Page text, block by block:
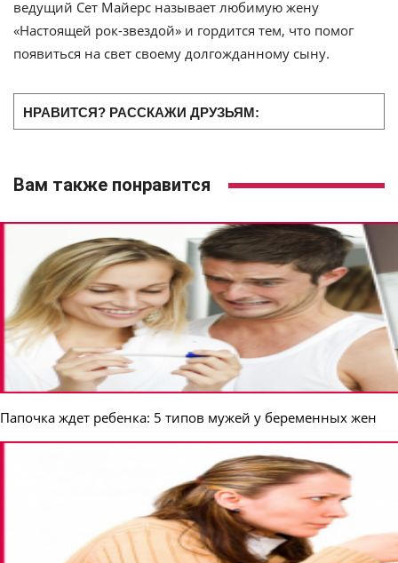
ведущий Сет Майерс называет любимую жену
«Настоящей рок-звездой» и гордится тем, что помог
появиться на свет своему долгожданному сыну.
НРАВИТСЯ? РАССКАЖИ ДРУЗЬЯМ:
Вам также понравится
Папочка ждет ребенка: 5 типов мужей у беременных жен